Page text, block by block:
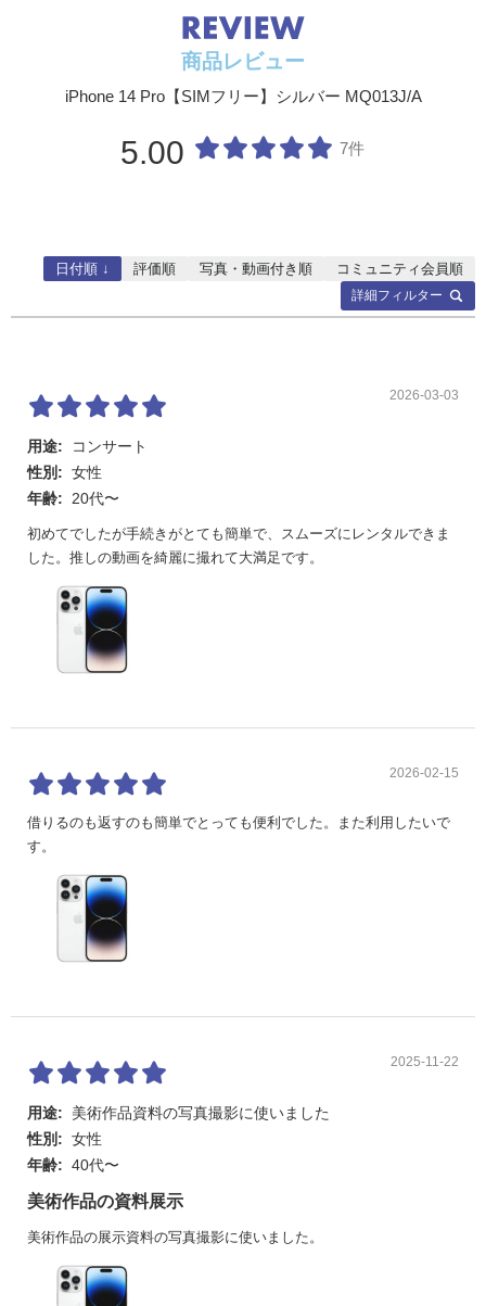
商品レビュー
iPhone 14 Pro【SIMフリー】シルバー MQ013J/A
5.00 7件
詳細フィルター
日付順 ↓ 評価順 写真・動画付き順 コミュニティ会員順
2026-03-03
用途:
コンサート
性別: 女性
年齢:
20代〜
初めてでしたが手続きがとても簡単で、スムーズにレンタルできま
した。推しの動画を綺麗に撮れて大満足です。
2026-02-15
借りるのも返すのも簡単でとっても便利でした。また利用したいで
す。
2025-11-22
用途:
美術作品資料の写真撮影に使いました
性別: 女性
年齢: 40代〜
美術作品の資料展示
美術作品の展示資料の写真撮影に使いました。